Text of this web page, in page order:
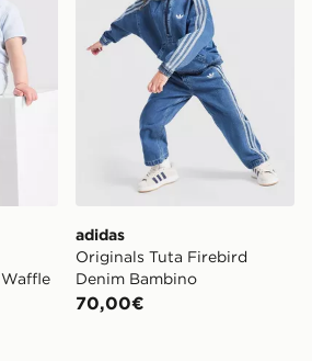
adidas
Originals Tuta Firebird
Denim Bambino
70,00€